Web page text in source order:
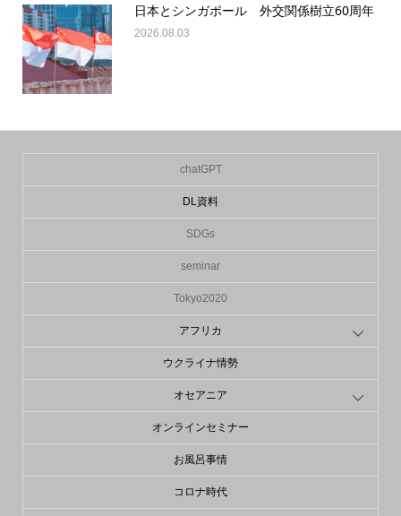
日本とシンガポール 外交関係樹立60周年
2026.08.03
chatGPT
DL資料
SDGs
seminar
Tokyo2020
アフリカ
ウクライナ情勢
オセアニア
オンラインセミナー
お風呂事情
コロナ時代